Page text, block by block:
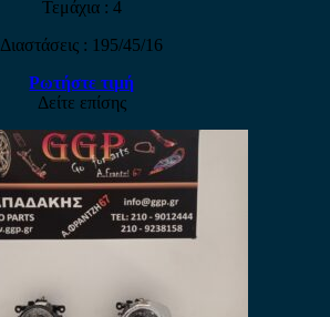
Τεμάχια : 4
Διαστάσεις : 195/45/16
Ρωτήστε τιμή
Δείτε επίσης